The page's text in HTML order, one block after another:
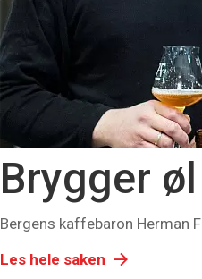
Brygger
Bergens kaffebaron Herman
Les hele saken